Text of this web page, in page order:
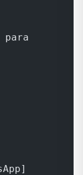
para